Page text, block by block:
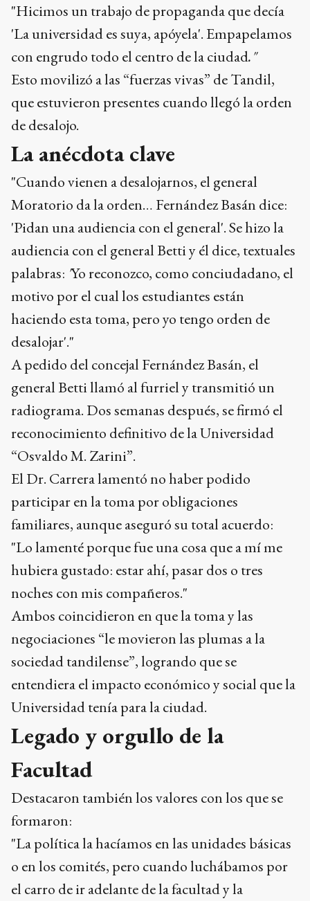
"Hicimos un trabajo de propaganda que decía
'La universidad es suya, apóyela'. Empapelamos
con engrudo todo el centro de la ciudad."
Esto movilizó a las “fuerzas vivas” de Tandil,
que estuvieron presentes cuando llegó la orden
de desalojo.
La anécdota clave
"Cuando vienen a desalojarnos, el general
Moratorio da la orden… Fernández Basán dice:
'Pidan una audiencia con el general'. Se hizo la
audiencia con el general Betti y él dice, textuales
palabras: 'Yo reconozco, como conciudadano, el
motivo por el cual los estudiantes están
haciendo esta toma, pero yo tengo orden de
desalojar'."
A pedido del concejal Fernández Basán, el
general Betti llamó al furriel y transmitió un
radiograma. Dos semanas después, se firmó el
reconocimiento definitivo de la Universidad
“Osvaldo M. Zarini”.
El Dr. Carrera lamentó no haber podido
participar en la toma por obligaciones
familiares, aunque aseguró su total acuerdo:
"Lo lamenté porque fue una cosa que a mí me
hubiera gustado: estar ahí, pasar dos o tres
noches con mis compañeros."
Ambos coincidieron en que la toma y las
negociaciones “le movieron las plumas a la
sociedad tandilense”, logrando que se
entendiera el impacto económico y social que la
Universidad tenía para la ciudad.
Legado y orgullo de la
Facultad
Destacaron también los valores con los que se
formaron:
"La política la hacíamos en las unidades básicas
o en los comités, pero cuando luchábamos por
el carro de ir adelante de la facultad y la